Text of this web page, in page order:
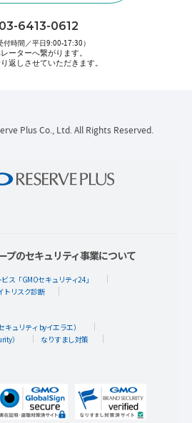
03-6413-0612
付時間／平日9:00-17:30）
ーターへ繋がります。
返しさせていただきます。
Plus Co., Ltd. All Rights Reserved.
プのセキュリティ事業について
ス「GMOセキュリティ24」
トリスク診断
ュリティ byイエラエ）
）
なりすまし対策